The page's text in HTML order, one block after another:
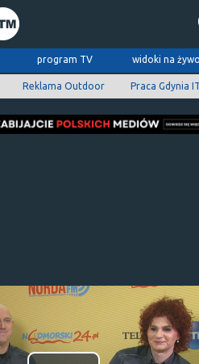
program TV widoki na
Reklama Outdoor Praca Gdynia